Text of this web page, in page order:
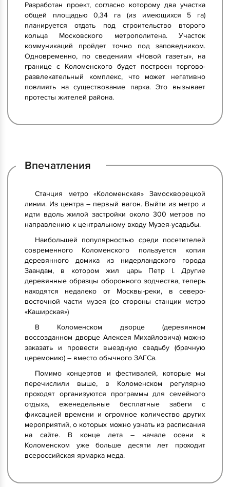
Разработан проект, согласно которому два участка
общей площадью 0,34 га (из имеющихся 5 га)
планируется отдать под строительство второго
кольца Московского метрополитена. Участок
коммуникаций пройдет точно под заповедником.
Одновременно, по сведениям «Новой газеты», на
границе с Коломенского будет построен торгово-
развлекательный комплекс, что может негативно
повлиять на существование парка. Это вызывает
протесты жителей района.
Впечатления
Станция метро «Коломенская» Замоскворецкой
линии. Из центра – первый вагон. Выйти из метро и
идти вдоль жилой застройки около 300 метров по
направлению к центральному входу Музея-усадьбы.
Наибольшей популярностью среди посетителей
современного Коломенского пользуется копия
деревянного домика из нидерландского города
Заандам, в котором жил царь Петр I. Другие
деревянные образцы оборонного зодчества, теперь
находятся недалеко от Москвы-реки, в северо-
восточной части музея (со стороны станции метро
«Каширская»)
В Коломенском дворце (деревянном
воссозданном дворце Алексея Михайловича) можно
заказать и провести выездную свадьбу (брачную
церемонию) – вместо обычного ЗАГСа.
Помимо концертов и фестивалей, которые мы
перечислили выше, в Коломенском регулярно
проходят организуются программы для семейного
отдыха, еженедельные бесплатные забеги с
фиксацией времени и огромное количество других
мероприятий, о которых можно узнать из расписания
на сайте. В конце лета – начале осени в
Коломенском уже больше десяти лет проходит
всероссийская ярмарка меда.